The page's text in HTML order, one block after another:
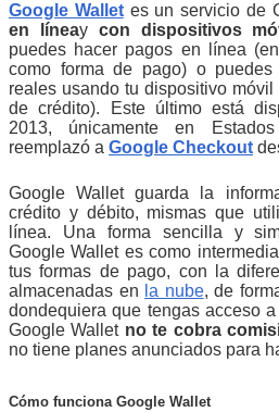
Google Walletes un servicio de
en líneay con dispositivos
puedes hacer pagos en línea
como forma de pago) o
reales usando tu dispositivo
de crédito). Este último está
2013, únicamente en
reemplazó a Google Checkout
Google Wallet guarda la
crédito y débito, mismas que
línea. Una forma sencilla y
Google Wallet es como
tus formas de pago, con la
almacenadas en la nube, de
dondequiera que tengas acceso
Google Wallet no te cobra
no tiene planes anunciados para
Cómo funciona Google Wallet